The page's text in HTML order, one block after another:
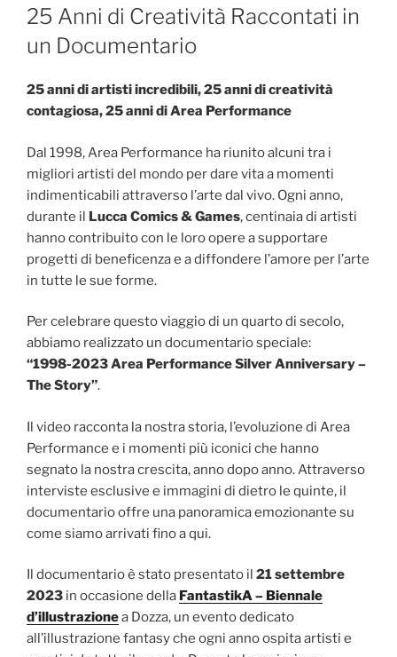
IL
25 Anni di Creatività Raccontati in
un Documentario
25 anni di artisti incredibili, 25 anni di creatività
contagiosa, 25 anni di Area Performance
Dal 1998, Area Performance ha riunito alcuni tra i
migliori artisti del mondo per dare vita a momenti
indimenticabili attraverso l’arte dal vivo. Ogni anno,
durante il Lucca Comics & Games, centinaia di artisti
hanno contribuito con le loro opere a supportare
progetti di beneficenza e a diffondere l’amore per l’arte
in tutte le sue forme.
Per celebrare questo viaggio di un quarto di secolo,
abbiamo realizzato un documentario speciale:
“1998-2023 Area Performance Silver Anniversary –
The Story”.
Il video racconta la nostra storia, l’evoluzione di Area
Performance e i momenti più iconici che hanno
segnato la nostra crescita, anno dopo anno. Attraverso
interviste esclusive e immagini di dietro le quinte, il
documentario offre una panoramica emozionante su
come siamo arrivati fino a qui.
Il documentario è stato presentato il 21 settembre
2023 in occasione della FantastikA – Biennale
d’illustrazionea Dozza, un evento dedicato
all’illustrazione fantasy che ogni anno ospita artisti e